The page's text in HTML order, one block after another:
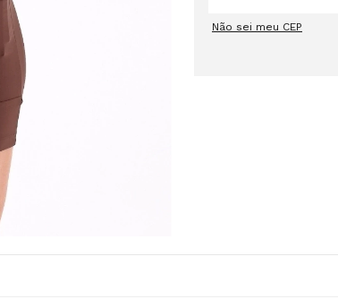
Não sei meu CEP